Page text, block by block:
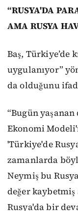
“RUSYA'DA
AMA RUSYA
Baş, Türkiye’de
uygulanıyor”
da olduğunu
“Bugün
Ekonomi
'Türkiye'de
zamanlarda
Neymiş bu
değer
Rusya'da bir